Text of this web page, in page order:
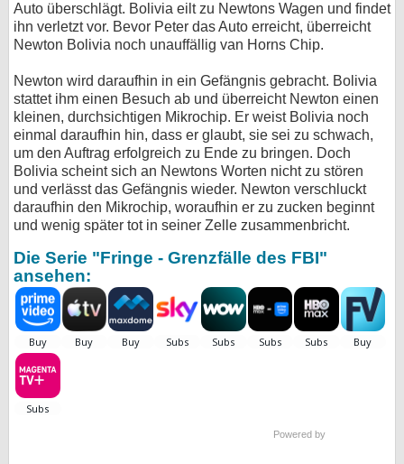
Auto überschlägt. Bolivia eilt zu Newtons Wagen und findet
ihn verletzt vor. Bevor Peter das Auto erreicht, überreicht
Newton Bolivia noch unauffällig van Horns Chip.
Newton wird daraufhin in ein Gefängnis gebracht. Bolivia
stattet ihm einen Besuch ab und überreicht Newton einen
kleinen, durchsichtigen Mikrochip. Er weist Bolivia noch
einmal daraufhin hin, dass er glaubt, sie sei zu schwach,
um den Auftrag erfolgreich zu Ende zu bringen. Doch
Bolivia scheint sich an Newtons Worten nicht zu stören
und verlässt das Gefängnis wieder. Newton verschluckt
daraufhin den Mikrochip, woraufhin er zu zucken beginnt
und wenig später tot in seiner Zelle zusammenbricht.
Die Serie "Fringe - Grenzfälle des FBI"
ansehen:
Powered by